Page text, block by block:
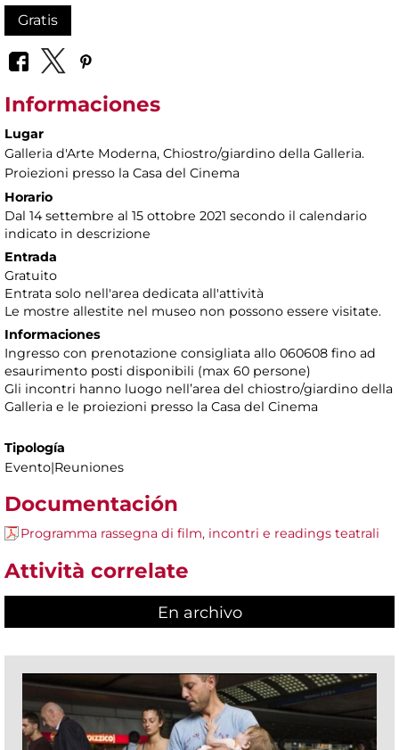
Gratis
Informaciones
Lugar
Galleria d'Arte Moderna, Chiostro/giardino della Galleria.
Proiezioni presso la Casa del Cinema
Horario
Dal 14 settembre al 15 ottobre 2021 secondo il calendario
indicato in descrizione
Entrada
Gratuito
Entrata solo nell'area dedicata all'attività
Le mostre allestite nel museo non possono essere visitate.
Informaciones
Ingresso con prenotazione consigliata allo 060608 fino ad
esaurimento posti disponibili (max 60 persone)
Gli incontri hanno luogo nellʼarea del chiostro/giardino della
Galleria e le proiezioni presso la Casa del Cinema
Tipología
Evento|Reuniones
Documentación
Programma rassegna di film, incontri e readings teatrali
Attività correlate
En archivo